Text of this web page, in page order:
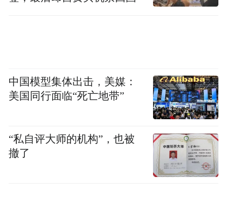
中国模型集体出击，美媒：
美国同行面临“死亡地带”
“私自评大师的机构”，也被
撤了